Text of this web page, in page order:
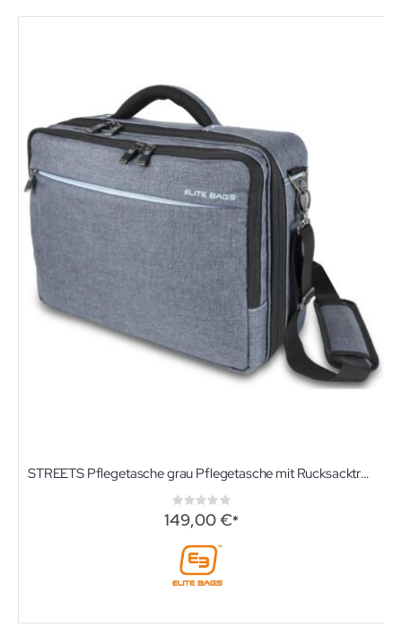
STREETS Pflegetasche grau Pflegetasche mit Rucksacktragesystem von Elite-Bags
Rating:
0%
149,00 €